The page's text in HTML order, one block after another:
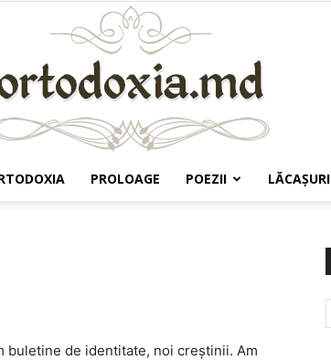
PROLOAGE POEZII LĂCAŞURI
buletine de identitate, noi creştinii. Am